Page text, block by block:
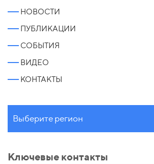
НОВОСТИ
ПУБЛИКАЦИИ
СОБЫТИЯ
ВИДЕО
КОНТАКТЫ
Выберите регион
Ключевые контакты